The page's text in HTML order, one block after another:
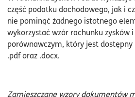
część podatku dochodowego, jak i
nie pominąć żadnego istotnego
wykorzystać wzór rachunku zysków
porównawczym, który jest
.pdf oraz .docx.
Zamieszczane wzory dokumentów